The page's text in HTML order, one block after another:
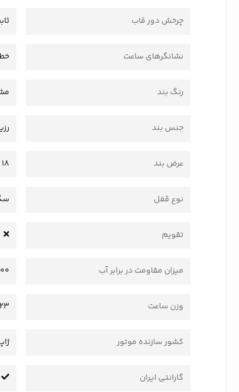
چرخش دور قاب
نشانگرهای ساعت
رنگ بند
جنس بند
عرض بند 18 میلی متر
نوع قفل
تقویم
میزان مقاومت در برابر آب 100
وزن ساعت 23 گرم
کشور سازنده موتور
گارانتی ایران